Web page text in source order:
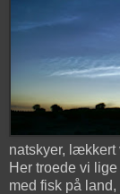
natskyer, lækkert
Her troede vi
med fisk på